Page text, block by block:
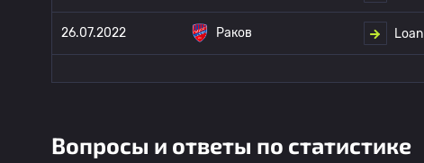
26.07.2022 Раков Loan
Вопросы и ответы по статистике